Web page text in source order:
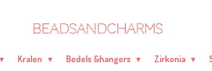
BEADSANDCHARMS
Kralen Bedels &hangers Zirkonia